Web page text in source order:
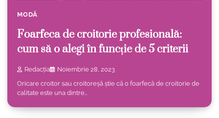
MODĂ
Foarfeca de croitorie profesională:
cum să o alegi în funcție de 5 criterii
Redacția
Noiembrie 28, 2023
Oricare croitor sau croitoreșă știe că o foarfecă de croitorie de
calitate este una dintre…